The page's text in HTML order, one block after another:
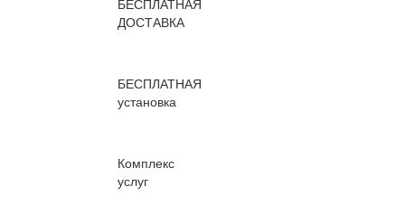
БЕСПЛАТНАЯ
ДОСТАВКА
БЕСПЛАТНАЯ
установка
Комплекс
услуг